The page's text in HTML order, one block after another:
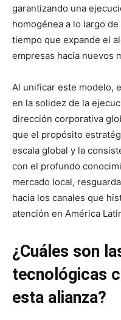
garantizando una
homogénea a lo largo
tiempo que expande el
empresas hacia nuevos
Al unificar este modelo,
en la solidez de la
dirección corporativa
que el propósito
escala global y la
con el profundo
mercado local,
hacia los canales que
atención en América
¿Cuáles son
tecnológicas
esta alianza?